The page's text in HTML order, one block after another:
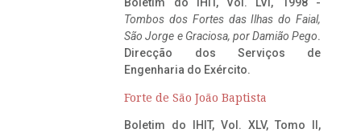
Tombos dos Fortes das Ilhas do Faial,
São Jorge e Graciosa, por Damião Pego.
Direcção dos Serviços de
Engenharia do Exército.
Forte de São João Baptista
Boletim do IHIT, Vol. XLV, Tomo II,